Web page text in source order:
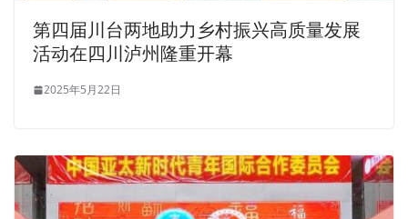
第四届川台两地助力乡村振兴高质量发展
活动在四川泸州隆重开幕
2025年5月22日